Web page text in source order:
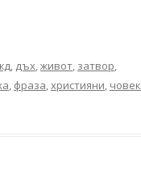
, дъх,живот, затвор,
, фраза,християни, човек